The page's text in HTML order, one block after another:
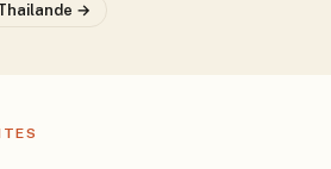
→